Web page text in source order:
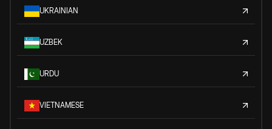
UKRAINIAN
UZBEK
URDU
VIETNAMESE